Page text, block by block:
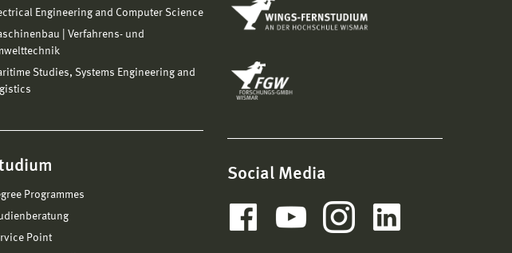
Engineering and Computer Science
| Verfahrens- und
Studies, Systems Engineering and
Programmes
Point
Social Media